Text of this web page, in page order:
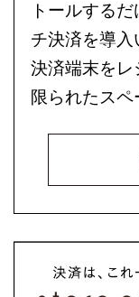
トールする
チ決済を導入
決済端末をレ
限られたスペ